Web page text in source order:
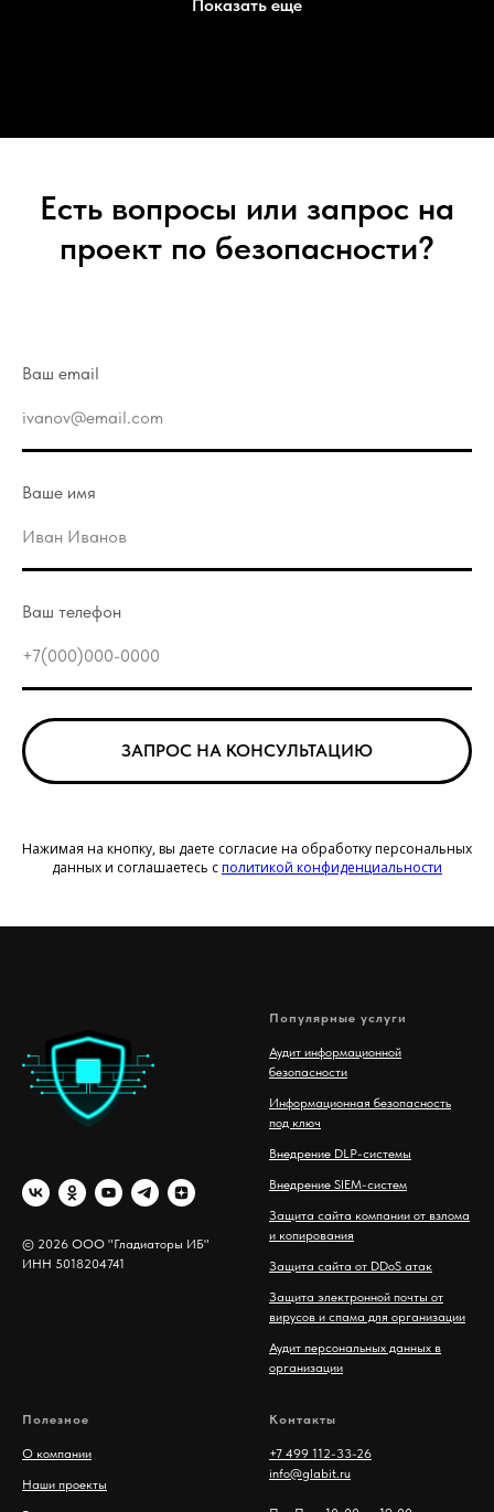
Показать еще
Есть вопросы или запрос на
проект по безопасности?
Ваш email
Ваше имя
Ваш телефон
ЗАПРОС НА КОНСУЛЬТАЦИЮ
Нажимая на кнопку, вы даете согласие на обработку персональных
данных и соглашаетесь cполитикой конфиденциаль ности
© 2026 ООО "Гладиаторы ИБ"
ИНН 5018204741
Популярные услуги
Аудит информационной
безопасности
Информационная безопасность
под ключ
Внедрение DLP-системы
Внедрение SIEM-систем
Защита сайта компании от взлома
и копирования
Защита сайта от DDoS атак
Защита электронной почты от
вирусов и спама для организации
Аудит персональных данных в
организации
Полезное
О компании
Наши проекты
Контакты
+7 499 112-33-26
info@glabit.ru